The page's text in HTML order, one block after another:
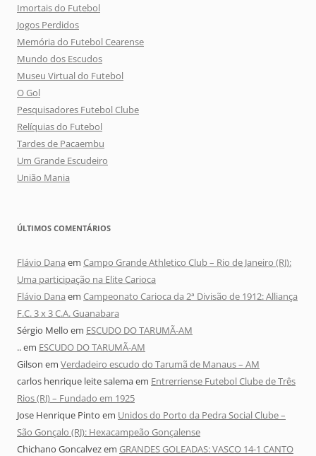
Imortais do Futebol
Jogos Perdidos
Memória do Futebol Cearense
Mundo dos Escudos
Museu Virtual do Futebol
O Gol
Pesquisadores Futebol Clube
Relíquias do Futebol
Tardes de Pacaembu
Um Grande Escudeiro
União Mania
ÚLTIMOS COMENTÁRIOS
Flávio Dana em Campo Grande Athletico Club – Rio de Janeiro (RJ):
Uma participação na Elite Carioca
Flávio Dana em Campeonato Carioca da 2ª Divisão de 1912: Alliança
F.C. 3 x 3 C.A. Guanabara
Sérgio Mello em ESCUDO DO TARUMÃ-AM
..em ESCUDO DO TARUMÃ-AM
Gilson em Verdadeiro escudo do Tarumã de Manaus – AM
carlos henrique leite salemaem Entrerriense Futebol Clube de Três
Rios (RJ) – Fundado em 1925
Jose Henrique Pinto em Unidos do Porto da Pedra Social Clube –
São Gonçalo (RJ): Hexacampeão Gonçalense
Chichano Goncalvezem GRANDES GOLEADAS: VASCO 14-1 CANTO